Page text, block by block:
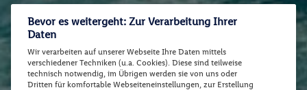
Bevor es weitergeht: Zur Verarbeitung Ihrer
Daten
Wir verarbeiten auf unserer Webseite Ihre Daten mittels
verschiedener Techniken (u.a. Cookies). Diese sind teilweise
technisch notwendig, im Übrigen werden sie von uns oder
Dritten für komfortable Webseiteneinstellungen, zur Erstellung